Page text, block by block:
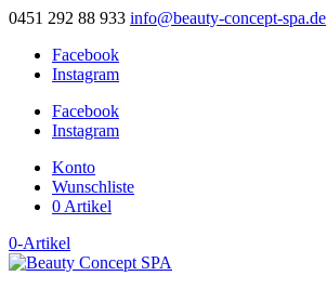
0451 292 88 933 info@beauty-concept-spa.de
Facebook
Instagram
Facebook
Instagram
Konto
Wunschliste
0 Artikel
0-Artikel